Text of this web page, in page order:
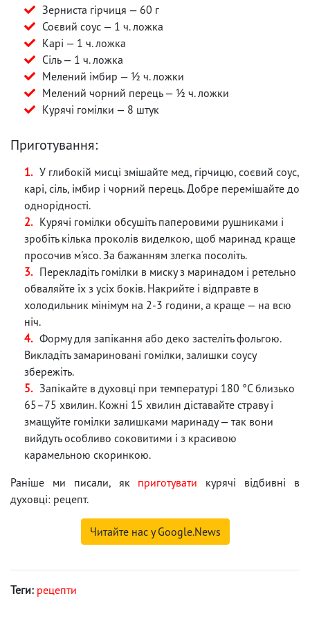
Зерниста гірчиця — 60 г
Соєвий соус — 1 ч. ложка
Карі — 1 ч. ложка
Сіль — 1 ч. ложка
Мелений імбир — ½ ч. ложки
Мелений чорний перець — ½ ч. ложки
Курячі гомілки — 8 штук
Приготування:
У глибокій мисці змішайте мед, гірчицю, соєвий соус,
карі, сіль, імбир і чорний перець. Добре перемішайте до
однорідності.
Курячі гомілки обсушіть паперовими рушниками і
зробіть кілька проколів виделкою, щоб маринад краще
просочив м'ясо. За бажанням злегка посоліть.
Перекладіть гомілки в миску з маринадом і ретельно
обваляйте їх з усіх боків. Накрийте і відправте в
холодильник мінімум на 2-3 години, а краще — на всю
ніч.
Форму для запікання або деко застеліть фольгою.
Викладіть замариновані гомілки, залишки соусу
збережіть.
Запікайте в духовці при температурі 180 °C близько
65–75 хвилин. Кожні 15 хвилин діставайте страву і
змащуйте гомілки залишками маринаду — так вони
вийдуть особливо соковитими і з красивою
карамельною скоринкою.
Раніше ми писали, як приготувати курячі відбивні в
духовці: рецепт.
Читайте нас у Google.News
Теги: рецепти